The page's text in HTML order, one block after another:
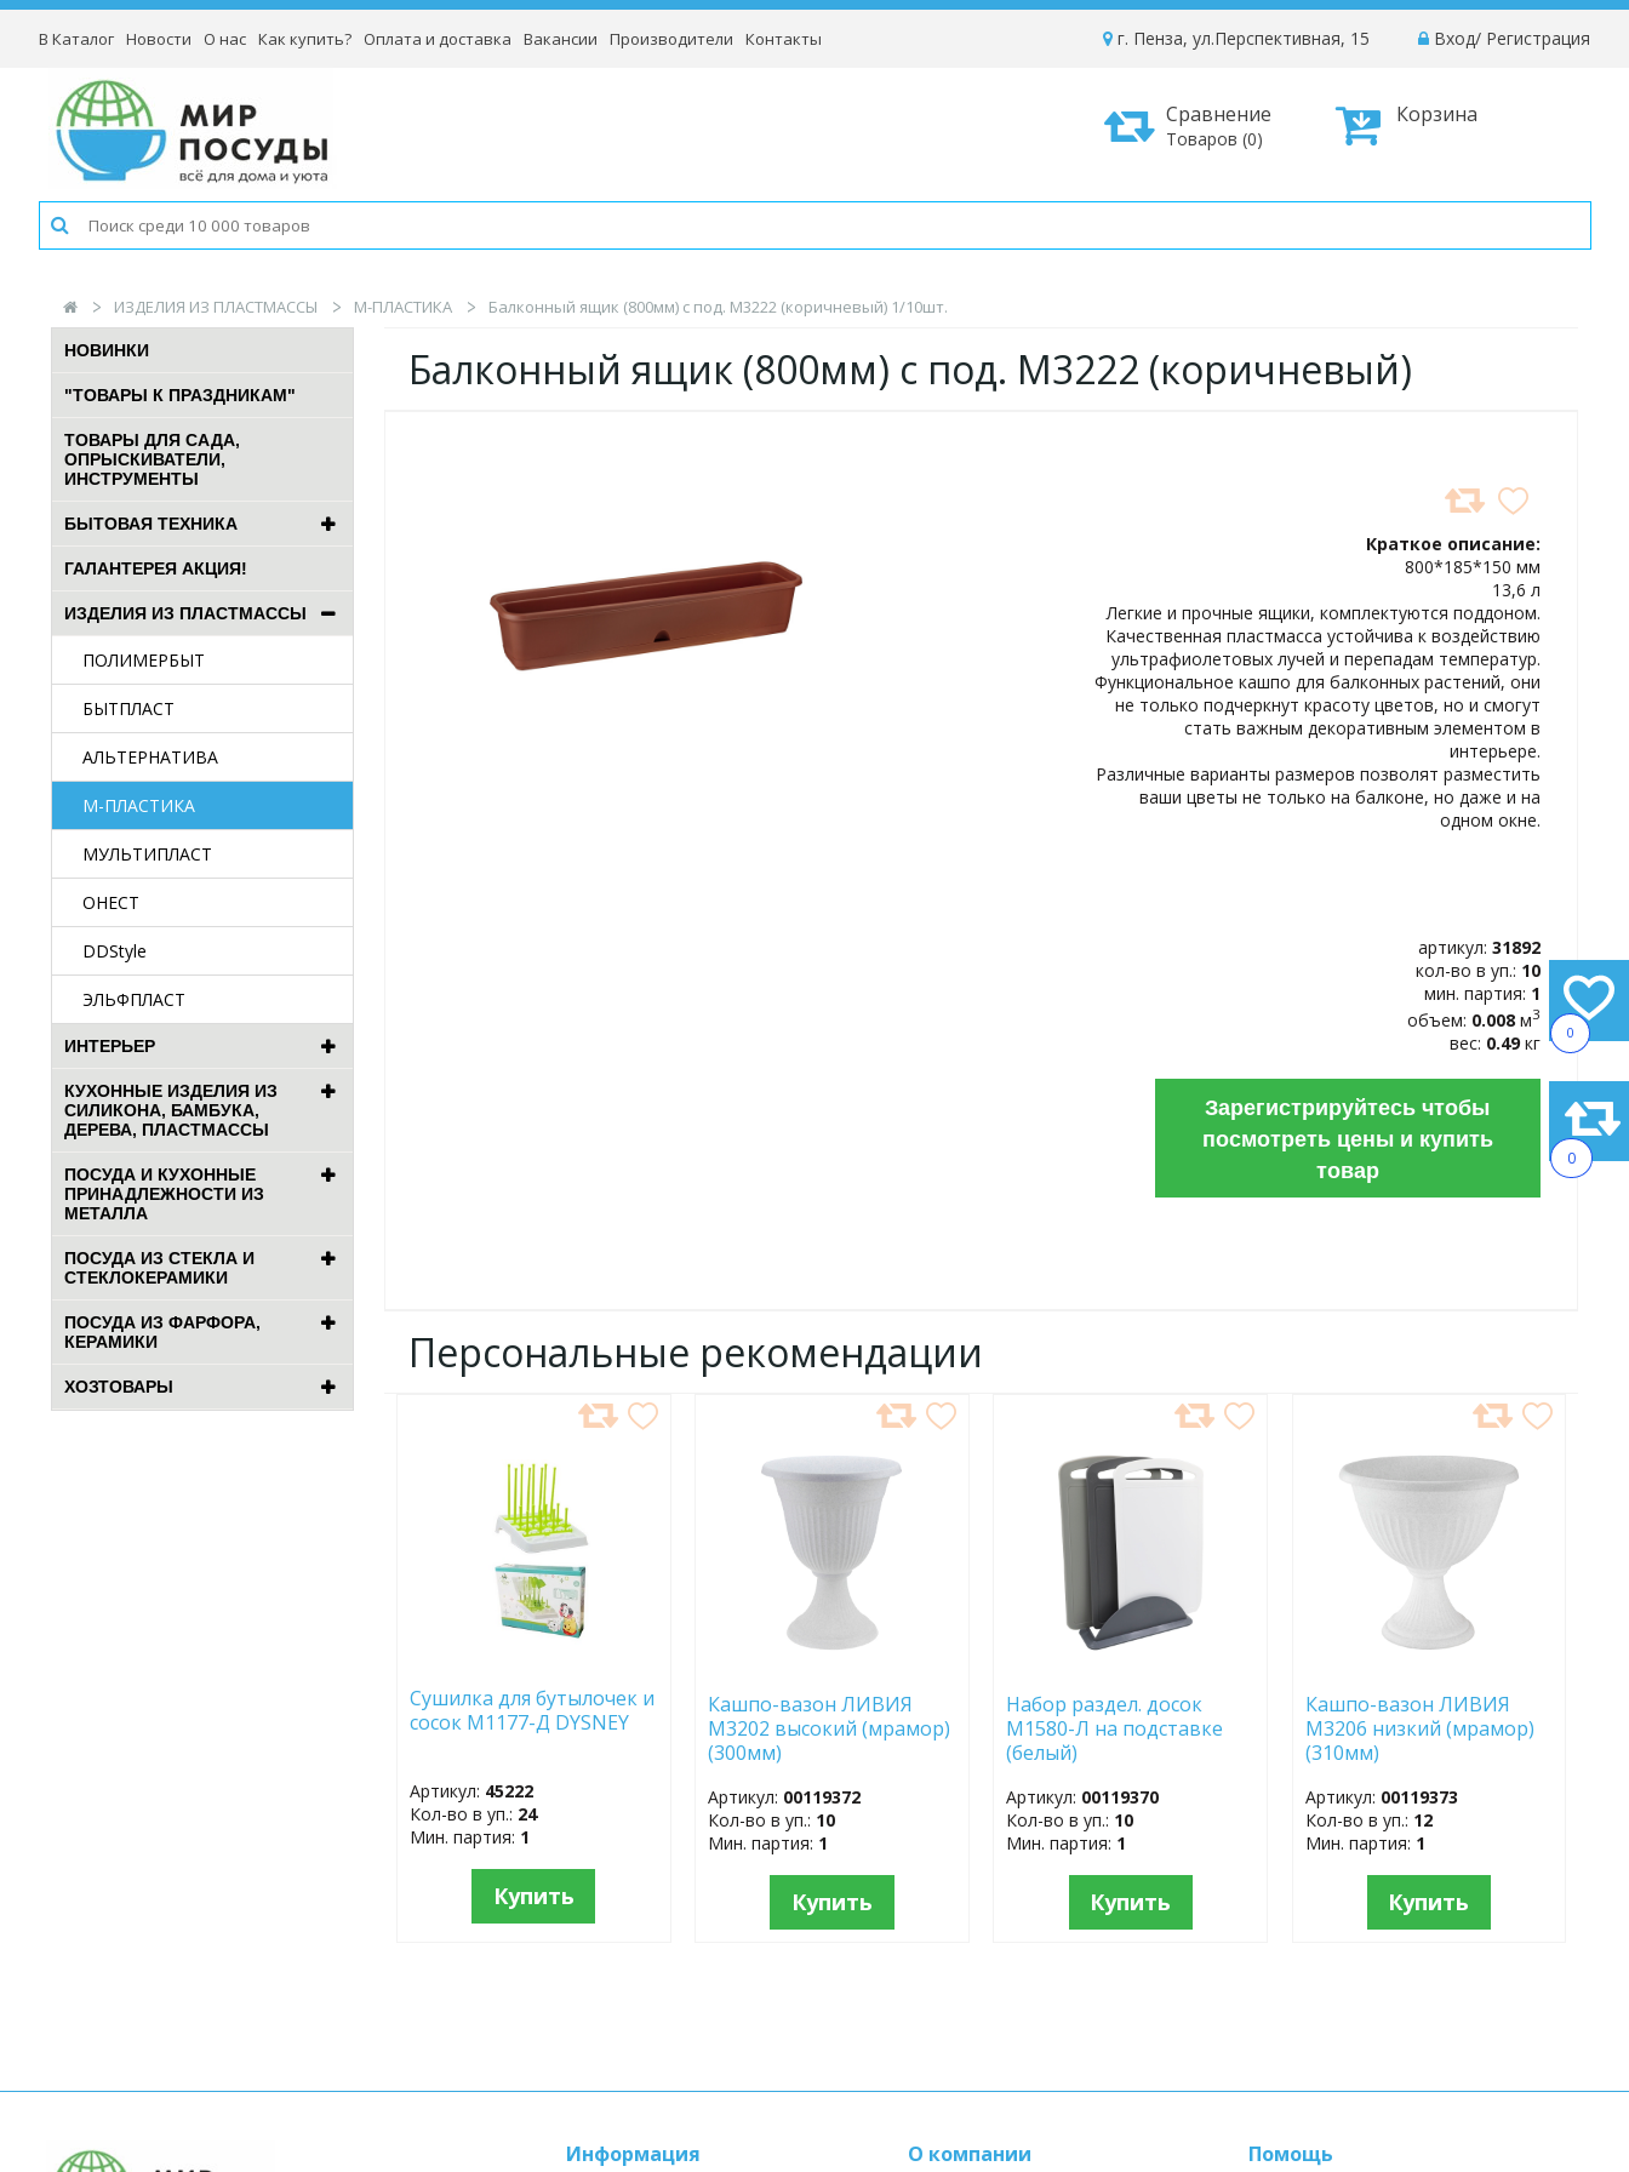
0
0
В Каталог Новости О нас Как купить? Оплата и доставка Вакансии Производители Контакты Вход/ Регистрация
г. Пенза, ул.Перспективная, 15
Корзина
Сравнение
Товаров (0)
ИЗДЕЛИЯ ИЗ ПЛАСТМАССЫ М-ПЛАСТИКА Балконный ящик (800мм) с под. М3222 (коричневый) 1/10шт.
НОВИНКИ
"ТОВАРЫ К ПРАЗДНИКАМ"
ТОВАРЫ ДЛЯ САДА,
ОПРЫСКИВАТЕЛИ,
ИНСТРУМЕНТЫ
БЫТОВАЯ ТЕХНИКА
ГАЛАНТЕРЕЯ АКЦИЯ!
ИЗДЕЛИЯ ИЗ ПЛАСТМАССЫ
ПОЛИМЕРБЫТ
БЫТПЛАСТ
АЛЬТЕРНАТИВА
М-ПЛАСТИКА
МУЛЬТИПЛАСТ
ОНЕСТ
DDStyle
ЭЛЬФПЛАСТ
ИНТЕРЬЕР
КУХОННЫЕ ИЗДЕЛИЯ ИЗ
СИЛИКОНА, БАМБУКА,
ДЕРЕВА, ПЛАСТМАССЫ
ПОСУДА И КУХОННЫЕ
ПРИНАДЛЕЖНОСТИ ИЗ
МЕТАЛЛА
ПОСУДА ИЗ СТЕКЛА И
СТЕКЛОКЕРАМИКИ
ПОСУДА ИЗ ФАРФОРА,
КЕРАМИКИ
ХОЗТОВАРЫ
Балконный ящик (800мм) с под. М3222 (коричневый)
Краткое описание:
800*185*150 мм
13,6 л
Легкие и прочные ящики, комплектуются поддоном.
Качественная пластмасса устойчива к воздействию
ультрафиолетовых лучей и перепадам температур.
Функциональное кашпо для балконных растений, они
не только подчеркнут красоту цветов, но и смогут
стать важным декоративным элементом в
интерьере.
Различные варианты размеров позволят разместить
ваши цветы не только на балконе, но даже и на
одном окне.
артикул: 31892
кол-во в уп.: 10
мин. партия: 1
объем: 0.008 м3
вес: 0.49кг
Зарегистрируйтесь чтобы
посмотреть цены и купить
товар
Персональные рекомендации
ИЗБРАННОЕ
Сушилка для бутылочек и
сосок М1177-Д DYSNEY
Артикул: 45222
Кол-во в уп.: 24
Мин. партия: 1
Купить
ИЗБРАННОЕ
Кашпо-вазон ЛИВИЯ
М3202 высокий (мрамор)
(300мм)
Артикул: 00119372
Кол-во в уп.: 10
Мин. партия: 1
Купить
ИЗБРАННОЕ
Набор раздел. досок
М1580-Л на подставке
(белый)
Артикул: 00119370
Кол-во в уп.: 10
Мин. партия: 1
Купить
ИЗБРАННОЕ
Кашпо-вазон ЛИВИЯ
М3206 низкий (мрамор)
(310мм)
Артикул: 00119373
Кол-во в уп.: 12
Мин. партия: 1
Купить
Информация О компании Помощь